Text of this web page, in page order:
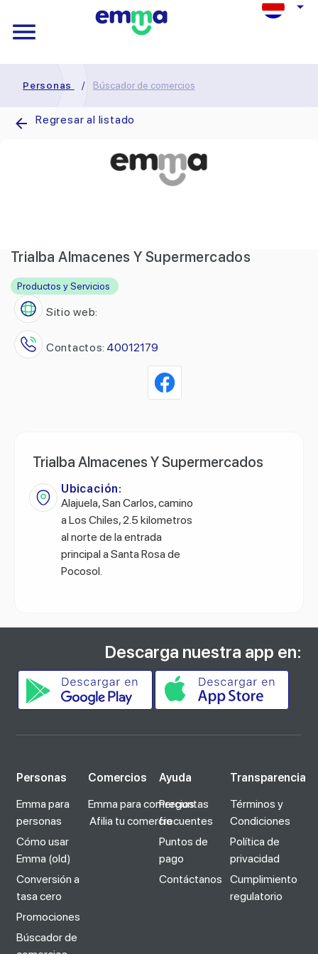
Personas / Búscador de comercios
Regresar al listado
Trialba Almacenes Y Supermercados
Productos y Servicios
Sitio web:
Contactos: 40012179
Trialba Almacenes Y Supermercados
Ubicación:
Alajuela, San Carlos, camino
a Los Chiles, 2.5 kilometros
al norte de la entrada
principal a Santa Rosa de
Pocosol.
Descarga nuestra app en:
Personas
Emma para
personas
Cómo usar
Emma (old)
Conversión a
tasa cero
Promociones
Búscador de
Comercios
Emma para comercios
Afilia tu comercio
Ayuda
Preguntas
frecuentes
Puntos de
pago
Contáctanos
Transparencia
Términos y
Condiciones
Política de
privacidad
Cumplimiento
regulatorio